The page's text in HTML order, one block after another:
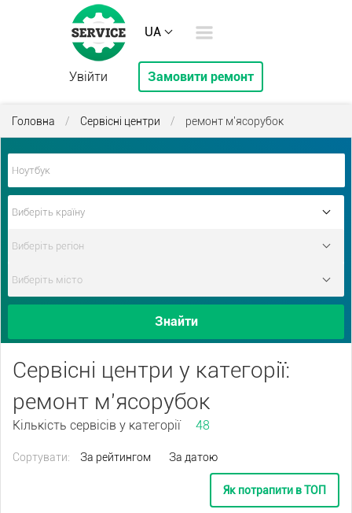
UA
Увійти Замовити ремонт
Головна / Сервісні центри / ремонт м'ясорубок
Знайти
Сервісні центри у категорії:
ремонт м'ясорубок
Кількість сервісів у категорії 48
Сортувати: За рейтингом За датою
Як потрапити в ТОП